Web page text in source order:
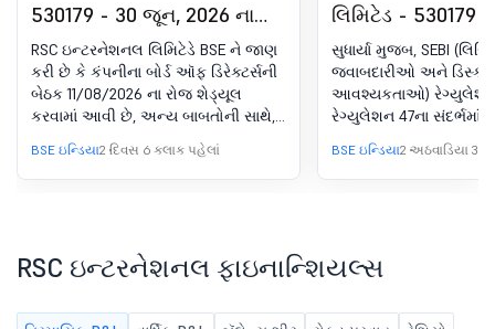
530179 - 30 જૂન, 2026 ના
રોજ સમાપ્ત થયેલ ત્રિમાસિક
માટે કંપનીના ઑડિટ ન કરેલા
ફાઇનાન્શિયલ પરિણામોની
વિચારણા અને મંજૂરી માટે બોર્ડ
મીટિંગની સૂચના.
RSC ઇન્ટરનેશનલ લિમિટેડે BSE ને જાણ
કરી છે કે કંપનીના બોર્ડ ઑફ ડિરેક્ટર્સની
બેઠક 11/08/2026 ના રોજ શેડ્યૂલ
કરવામાં આવી છે, અન્ય બાબતોની સાથે,
30 જૂન, 2026 ના રોજ સમાપ્ત થયેલ
ત્રિમાસિક માટે કંપનીના બિન-ઑડિટ
કરેલા ફાઇનાન્શિયલ પરિણામોને ધ્યાનમાં
BSE ઇન્ડિયા2 દિવસ 6 કલાક પહેલાં
લિમિટેડ - 530179
30 (એલઓડીઆર)
જાહેરાત -
પબ્લિકેશન
સુધાર્યા મુજબ, SEBI
જવાબદારીઓ અને
આવશ્યકતાઓ) રેગ્યુલેશન,
રેગ્યુલેશન 47ના સંદર્ભમાં,
નીચેના અખબારોમાં 22
રોજ પ્રકાશિત અતિરિક્ત
મીટિંગની નોટિસ માટે
BSE ઇન્ડિયા2 અઠવાડિયા 3
RSC ઇન્ટરનેશનલ ફાઇનાન્શિયલ્સ